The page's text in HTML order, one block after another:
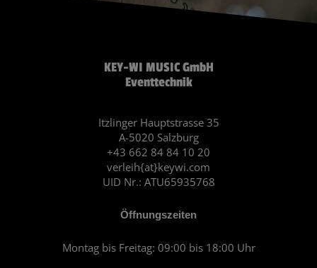
KEY-WI MUSIC GmbH
Eventtechnik
Itzlinger Hauptstrasse 35
A-5020 Salzburg
+43 662 84 84 10 20
verleih{at}keywi.com
UID Nr.: ATU65935768
Öffnungszeiten
Montag bis Freitag: 09:00 bis 18:00 Uhr